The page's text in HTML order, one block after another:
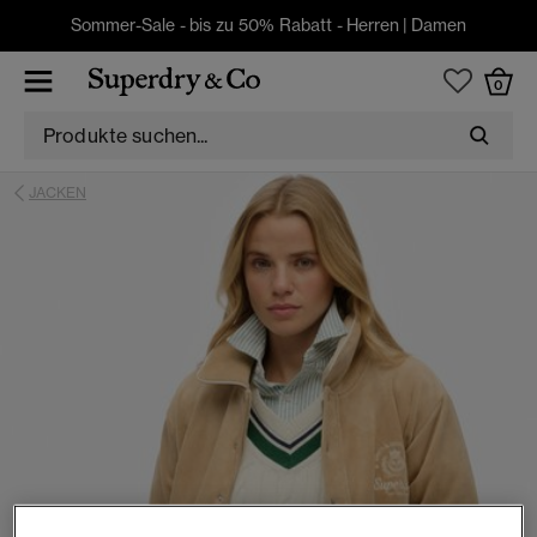
Sommer-Sale - bis zu 50% Rabatt - Herren | Damen
0
JACKEN